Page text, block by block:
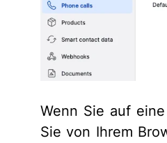
Wenn Sie auf
Sie von Ihrem